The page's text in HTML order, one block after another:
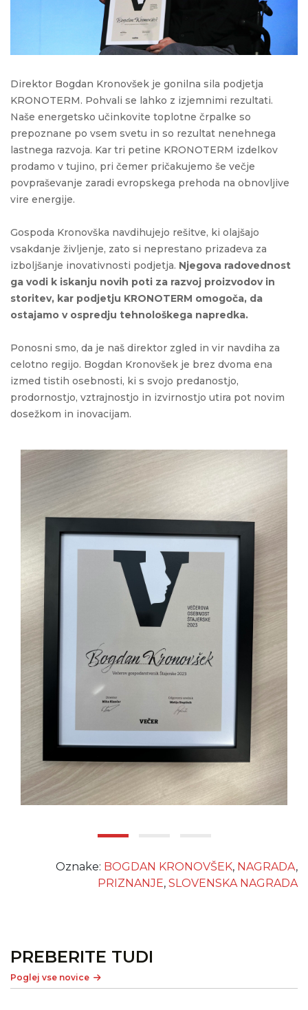
Direktor Bogdan Kronovšek je gonilna sila podjetja
KRONOTERM. Pohvali se lahko z izjemnimi rezultati.
Naše energetsko učinkovite toplotne črpalke so
prepoznane po vsem svetu in so rezultat nenehnega
lastnega razvoja. Kar tri petine KRONOTERM izdelkov
prodamo v tujino, pri čemer pričakujemo še večje
povpraševanje zaradi evropskega prehoda na obnovljive
vire energije.
Gospoda Kronovška navdihujejo rešitve, ki olajšajo
vsakdanje življenje, zato si neprestano prizadeva za
izboljšanje inovativnosti podjetja. Njegova radovednost
ga vodi k iskanju novih poti za razvoj proizvodov in
storitev, kar podjetju KRONOTERM omogoča, da
ostajamo v ospredju tehnološkega napredka.
Ponosni smo, da je naš direktor zgled in vir navdiha za
celotno regijo. Bogdan Kronovšek je brez dvoma ena
izmed tistih osebnosti, ki s svojo predanostjo,
prodornostjo, vztrajnostjo in izvirnostjo utira pot novim
dosežkom in inovacijam.
Oznake: BOGDAN KRONOVŠEK, NAGRADA,
PRIZNANJE, SLOVENSKA NAGRADA
PREBERITE TUDI
Poglej vse novice